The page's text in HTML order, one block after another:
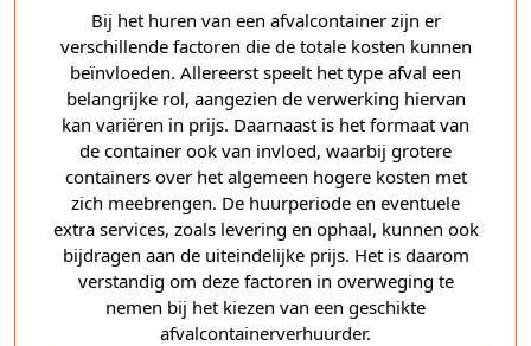
Bij het huren van een afvalcontainer zijn er
verschillende factoren die de totale kosten kunnen
beïnvloeden. Allereerst speelt het type afval een
belangrijke rol, aangezien de verwerking hiervan
kan variëren in prijs. Daarnaast is het formaat van
de container ook van invloed, waarbij grotere
containers over het algemeen hogere kosten met
zich meebrengen. De huurperiode en eventuele
extra services, zoals levering en ophaal, kunnen ook
bijdragen aan de uiteindelijke prijs. Het is daarom
verstandig om deze factoren in overweging te
nemen bij het kiezen van een geschikte
afvalcontainerverhuurder.